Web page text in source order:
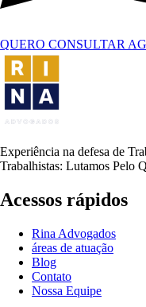
QUERO CONSULTAR
Experiência na defesa de
Trabalhistas: Lutamos Pelo
Acessos rápidos
Rina Advogados
áreas de atuação
Blog
Contato
Nossa Equipe